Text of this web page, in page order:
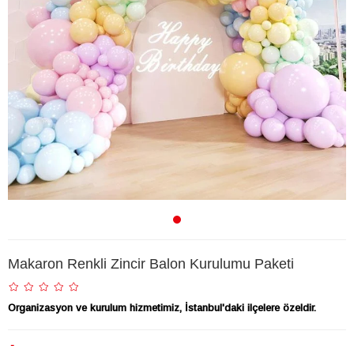
Makaron Renkli Zincir Balon Kurulumu Paketi
Organizasyon ve kurulum hizmetimiz, İstanbul'daki ilçelere özeldir.